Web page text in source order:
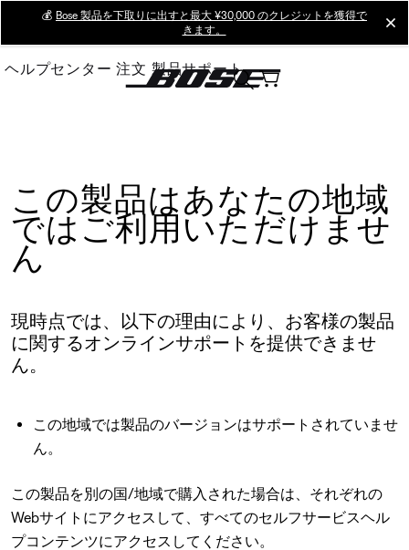
Main
💰 Bose 製品を下取りに出すと最大 ¥30,000 のクレジットを獲得で
きます。
ヘルプセンター 注文 製品サポート
この製品はあなたの地域
ではご利用いただけませ
ん
現時点では、以下の理由により、お客様の製品
に関するオンラインサポートを提供できませ
ん。
この地域では製品のバージョンはサポートされていませ
ん。
この製品を別の国/地域で購入された場合は、それぞれの
Webサイトにアクセスして、すべてのセルフサービスヘル
プコンテンツにアクセスしてください。